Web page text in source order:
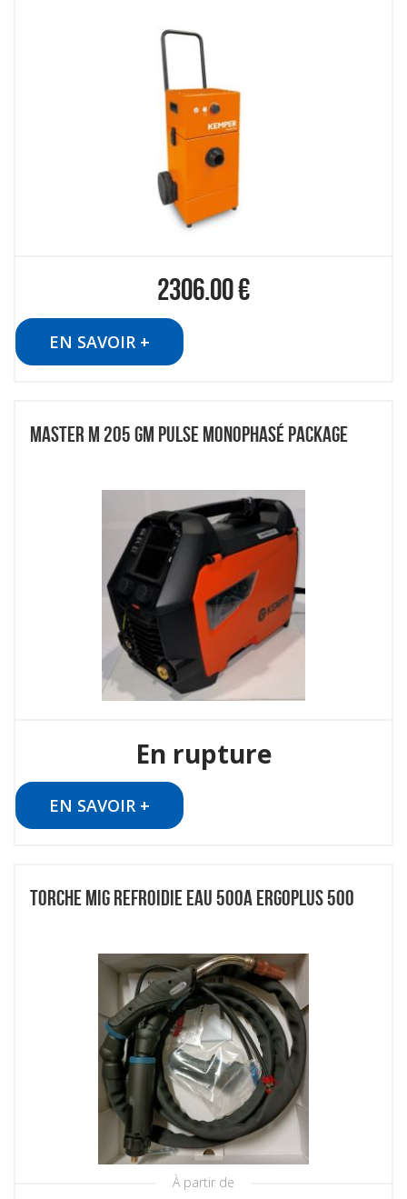
2306.00€
EN SAVOIR +
MASTER M 205 GM PULSE MONOPHASÉ PACKAGE
En rupture
EN SAVOIR +
TORCHE MIG REFROIDIE EAU 500A ERGOPLUS 500
À partir de